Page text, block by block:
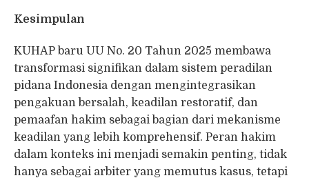
Kesimpulan
KUHAP baru UU No. 20 Tahun 2025 membawa
transformasi signifikan dalam sistem peradilan
pidana Indonesia dengan mengintegrasikan
pengakuan bersalah, keadilan restoratif, dan
pemaafan hakim sebagai bagian dari mekanisme
keadilan yang lebih komprehensif. Peran hakim
dalam konteks ini menjadi semakin penting, tidak
hanya sebagai arbiter yang memutus kasus, tetapi